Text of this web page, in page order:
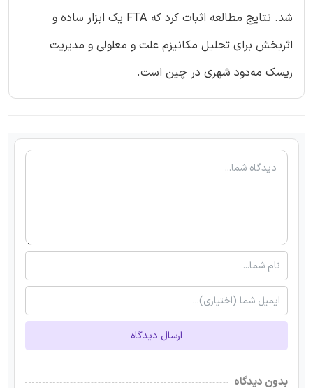
شد. نتایج مطالعه اثبات کرد که FTA یک ابزار ساده و
اثربخش برای تحلیل مکانیزم علت و معلولی و مدیریت
ریسک مه‌دود شهری در چین است.
ارسال دیدگاه
بدون دیدگاه